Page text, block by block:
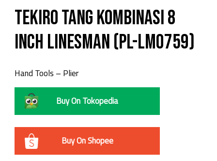
Tekiro Tang Kombinasi 8
Inch Linesman (PL-LM0759)
Hand Tools – Plier
Buy On Tokopedia
Buy On Shopee